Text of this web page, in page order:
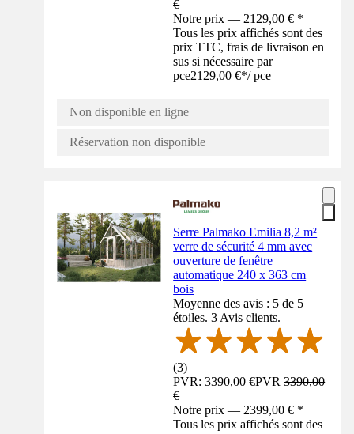
€
Notre prix — 2129,00 € *
Tous les prix affichés sont des
prix TTC, frais de livraison en
sus si nécessaire par
pce2129,00 €*/ pce
Non disponible en ligne
Réservation non disponible
Serre Palmako Emilia 8,2 m²
verre de sécurité 4 mm avec
ouverture de fenêtre
automatique 240 x 363 cm
bois
Moyenne des avis : 5 de 5
étoiles. 3 Avis clients.
(3)
PVR: 3390,00 €PVR3390,00
€
Notre prix — 2399,00 € *
Tous les prix affichés sont des